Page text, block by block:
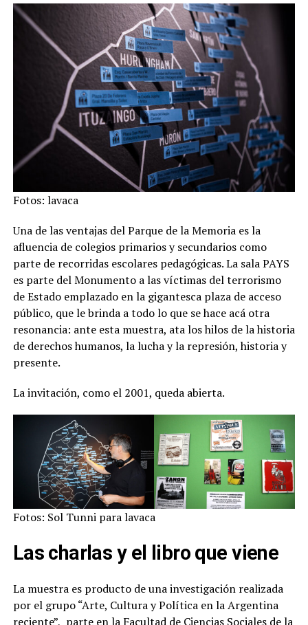
Fotos: lavaca
Una de las ventajas del Parque de la Memoria es la
afluencia de colegios primarios y secundarios como
parte de recorridas escolares pedagógicas. La sala PAYS
es parte del Monumento a las víctimas del terrorismo
de Estado emplazado en la gigantesca plaza de acceso
público, que le brinda a todo lo que se hace acá otra
resonancia: ante esta muestra, ata los hilos de la historia
de derechos humanos, la lucha y la represión, historia y
presente.
La invitación, como el 2001, queda abierta.
Fotos: Sol Tunni para lavaca
Las charlas y el libro que viene
La muestra es producto de una investigación realizada
por el grupo “Arte, Cultura y Política en la Argentina
reciente”, parte en la Facultad de Ciencias Sociales de la